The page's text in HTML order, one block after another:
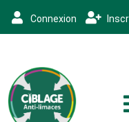
Connexion